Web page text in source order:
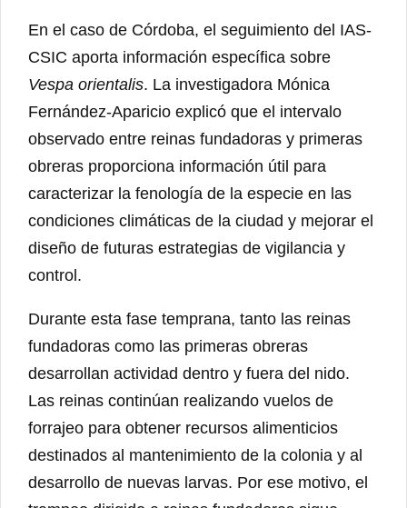
En el caso de Córdoba, el seguimiento del IAS-
CSIC aporta información específica sobre
Vespa orientalis. La investigadora Mónica
Fernández-Aparicio explicó que el intervalo
observado entre reinas fundadoras y primeras
obreras proporciona información útil para
caracterizar la fenología de la especie en las
condiciones climáticas de la ciudad y mejorar el
diseño de futuras estrategias de vigilancia y
control.
Durante esta fase temprana, tanto las reinas
fundadoras como las primeras obreras
desarrollan actividad dentro y fuera del nido.
Las reinas continúan realizando vuelos de
forrajeo para obtener recursos alimenticios
destinados al mantenimiento de la colonia y al
desarrollo de nuevas larvas. Por ese motivo, el